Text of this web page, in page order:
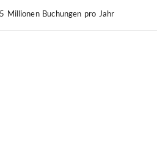
Millionen Buchungen pro Jahr